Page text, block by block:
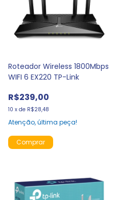
Roteador Wireless 1800Mbps
WIFI 6 EX220 TP-Link
R$239,00
10 x de R$28,48
Atenção, última peça!